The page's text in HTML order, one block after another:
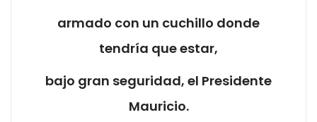
armado con un cuchillo donde
tendría que estar,
bajo gran seguridad, el Presidente
Mauricio.